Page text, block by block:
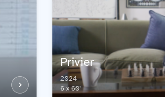
Privier
2024
6 x 60'